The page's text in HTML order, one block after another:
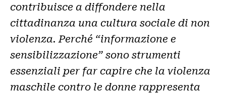
contribuisce a diffondere nella
cittadinanza una cultura sociale di non
violenza. Perché “informazione e
sensibilizzazione” sono strumenti
essenziali per far capire che la violenza
maschile contro le donne rappresenta